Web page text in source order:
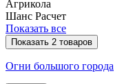
Агрикола
Шанс Расчет
Показать все
Показать 2 товаров
Огни большого города